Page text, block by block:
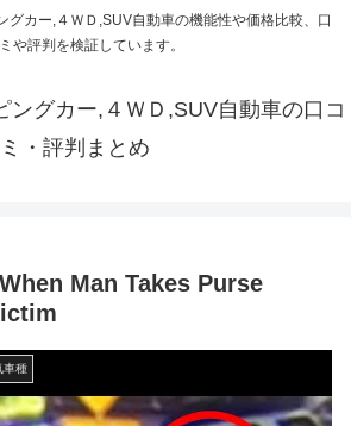
グカー,４ＷＤ,SUV自動車の機能性や価格比較、口
や評判を検証しています。
ングカー,４ＷＤ,SUV自動車の口コ
ミ・評判まとめ
Man Takes Purse
車種